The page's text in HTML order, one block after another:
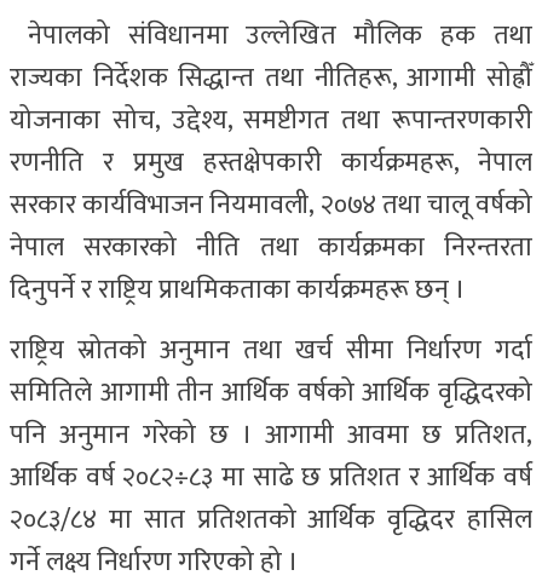
नेपालको संविधानमा उल्लेखित मौलिक हक तथा
राज्यका निर्देशक सिद्धान्त तथा नीतिहरू, आगामी सोह्रौँ
योजनाका सोच, उद्देश्य, समष्टीगत तथा रूपान्तरणकारी
रणनीति र प्रमुख हस्तक्षेपकारी कार्यक्रमहरू, नेपाल
सरकार कार्यविभाजन नियमावली, २०७४ तथा चालू वर्षको
नेपाल सरकारको नीति तथा कार्यक्रमका निरन्तरता
दिनुपर्ने र राष्ट्रिय प्राथमिकताका कार्यक्रमहरू छन् ।
राष्ट्रिय स्रोतको अनुमान तथा खर्च सीमा निर्धारण गर्दा
समितिले आगामी तीन आर्थिक वर्षको आर्थिक वृद्धिदरको
पनि अनुमान गरेको छ । आगामी आवमा छ प्रतिशत,
आर्थिक वर्ष २०८२÷८३ मा साढे छ प्रतिशत र आर्थिक वर्ष
२०८३/८४ मा सात प्रतिशतको आर्थिक वृद्धिदर हासिल
गर्ने लक्ष्य निर्धारण गरिएको हो ।